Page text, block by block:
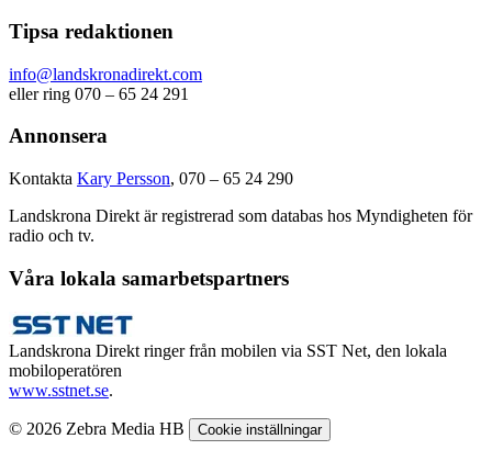
Tipsa redaktionen
info@landskronadirekt.com
eller ring 070 – 65 24 291
Annonsera
Kontakta Kary Persson, 070 – 65 24 290
Landskrona Direkt är registrerad som databas hos Myndigheten för
radio och tv.
Våra lokala samarbetspartners
Landskrona Direkt ringer från mobilen via SST Net, den lokala
mobiloperatören
www.sstnet.se.
© 2026 Zebra Media HB Cookie inställningar